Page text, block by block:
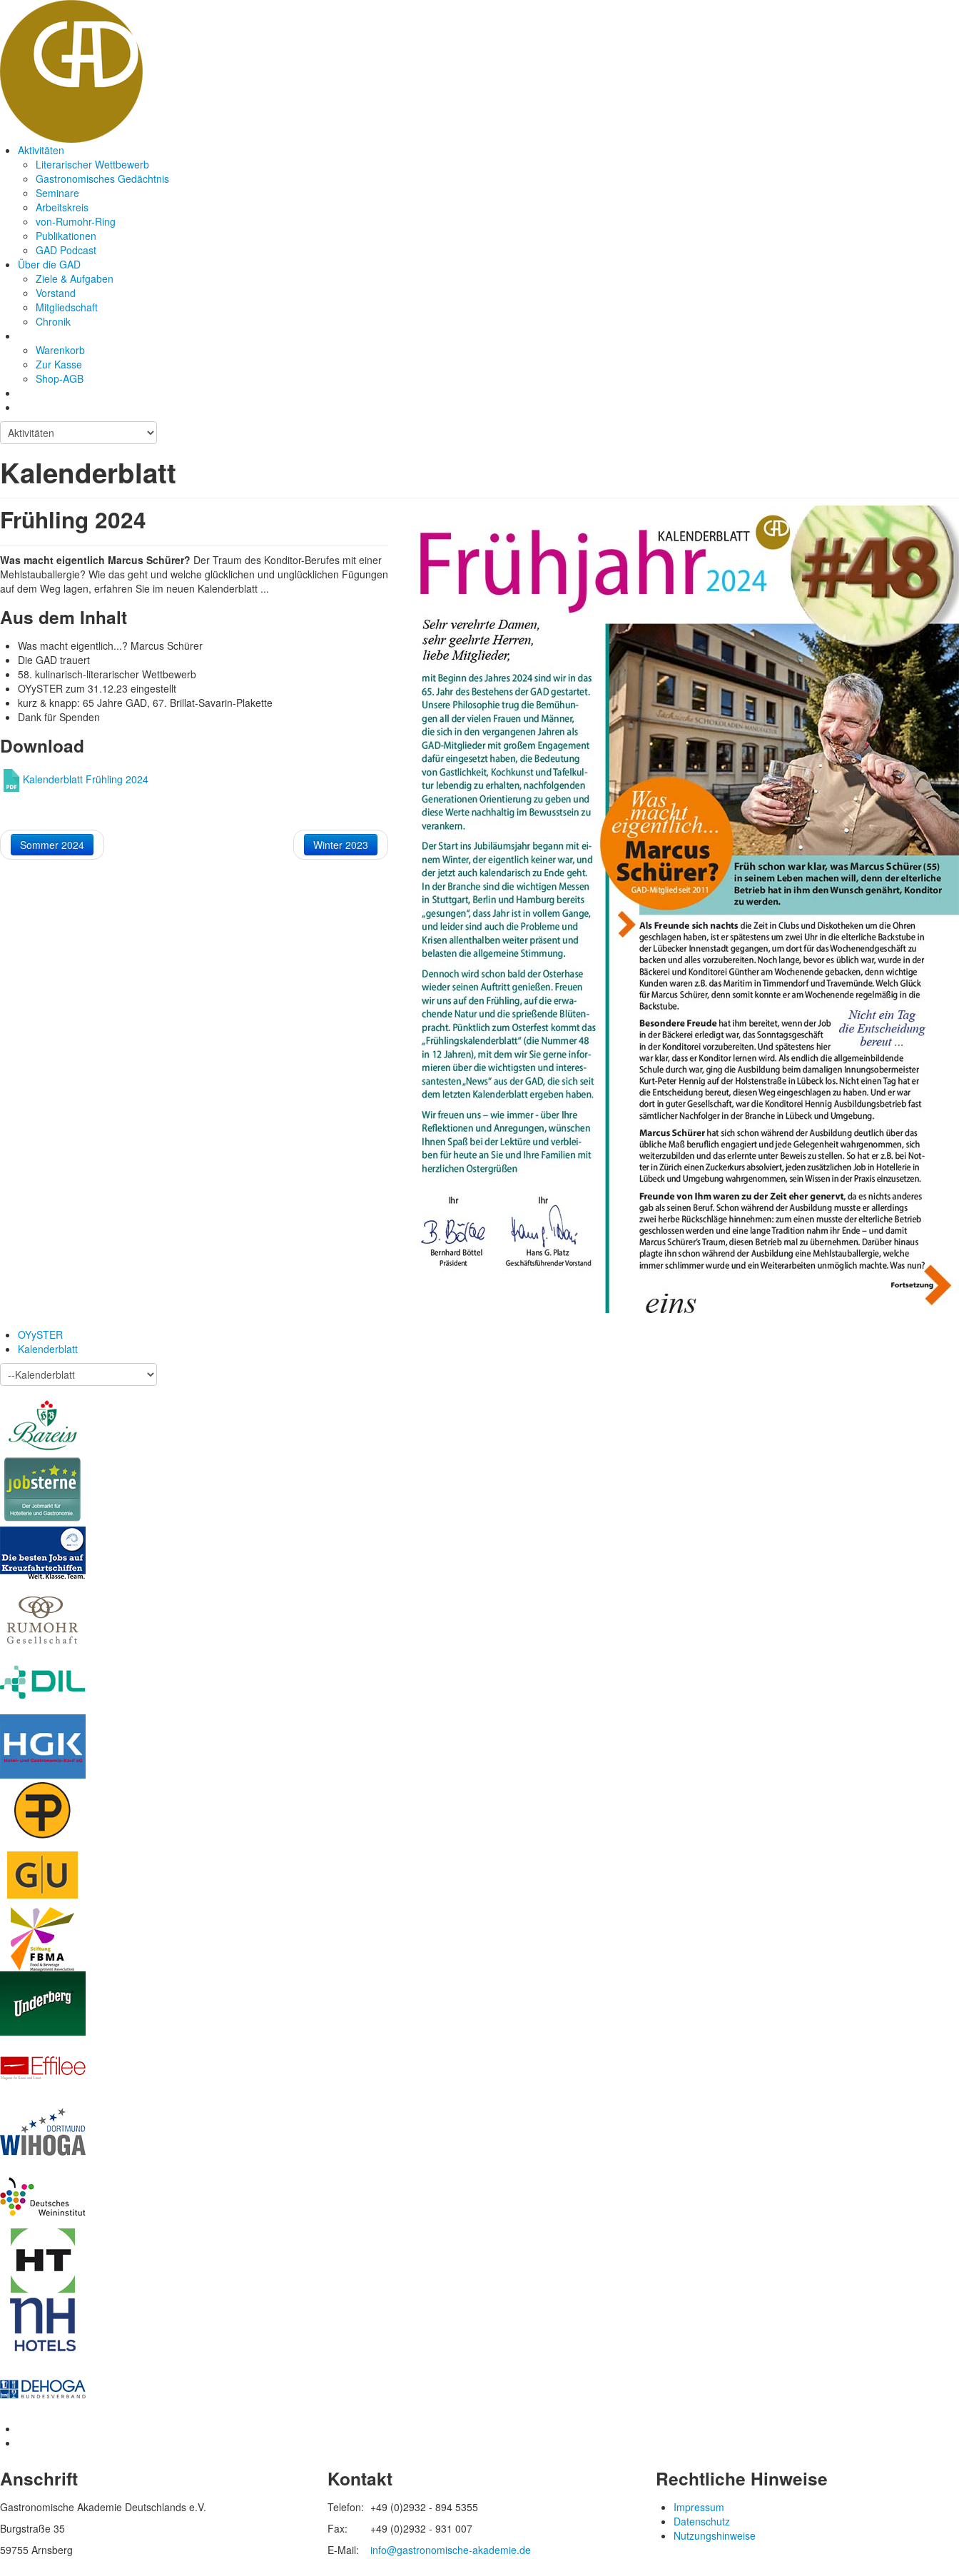
Aktivitäten
Literarischer Wettbewerb
Gastronomisches Gedächtnis
Seminare
Arbeitskreis
von-Rumohr-Ring
Publikationen
GAD Podcast
Über die GAD
Ziele & Aufgaben
Vorstand
Mitgliedschaft
Chronik
Warenkorb
Zur Kasse
Shop-AGB
Kalenderblatt
Frühling 2024
Was macht eigentlich Marcus Schürer? Der Traum des Konditor-Berufes mit einer
Mehlstauballergie? Wie das geht und welche glücklichen und unglücklichen Fügungen
auf dem Weg lagen, erfahren Sie im neuen Kalenderblatt ...
Aus dem Inhalt
Was macht eigentlich...? Marcus Schürer
Die GAD trauert
58. kulinarisch-literarischer Wettbewerb
OYySTER zum 31.12.23 eingestellt
kurz & knapp: 65 Jahre GAD, 67. Brillat-Savarin-Plakette
Dank für Spenden
Download
Kalenderblatt Frühling 2024
Sommer 2024 Winter 2023
OYySTER
Kalenderblatt
Anschrift
Gastronomische Akademie Deutschlands e.V.
Burgstraße 35
59755 Arnsberg
Kontakt
Telefon: +49 (0)2932 - 894 5355
Fax:
+49 (0)2932 - 931 007
E-Mail:
info@gastronomische-akademie.de
Rechtliche Hinweise
Impressum
Datenschutz
Nutzungshinweise